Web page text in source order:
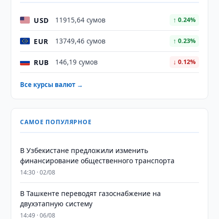
USD 11915,64 сумов ↑ 0.24%
EUR 13749,46 сумов ↑ 0.23%
RUB 146,19 сумов ↓ 0.12%
Все курсы валют →
САМОЕ ПОПУЛЯРНОЕ
В Узбекистане предложили изменить
финансирование общественного транспорта
14:30 · 02/08
В Ташкенте переводят газоснабжение на
двухэтапную систему
14:49 · 06/08